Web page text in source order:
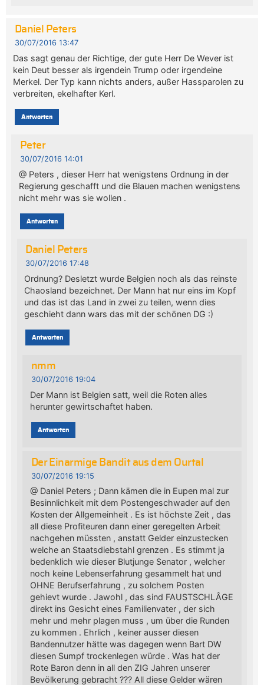
Daniel Peters
30/07/2016 13:47
Das sagt genau der Richtige, der gute Herr De Wever ist
kein Deut besser als irgendein Trump oder irgendeine
Merkel. Der Typ kann nichts anders, außer Hassparolen zu
verbreiten, ekelhafter Kerl.
Antworten
Peter
30/07/2016 14:01
@ Peters , dieser Herr hat wenigstens Ordnung in der
Regierung geschafft und die Blauen machen wenigstens
nicht mehr was sie wollen .
Antworten
Daniel Peters
30/07/2016 17:48
Ordnung? Desletzt wurde Belgien noch als das reinste
Chaosland bezeichnet. Der Mann hat nur eins im Kopf
und das ist das Land in zwei zu teilen, wenn dies
geschieht dann wars das mit der schönen DG :)
Antworten
nmm
30/07/2016 19:04
Der Mann ist Belgien satt, weil die Roten alles
herunter gewirtschaftet haben.
Antworten
Der Einarmige Bandit aus dem Ourtal
30/07/2016 19:15
@ Daniel Peters ; Dann kämen die in Eupen mal zur
Besinnlichkeit mit dem Postengeschwader auf den
Kosten der Allgemeinheit . Es ist höchste Zeit , das
all diese Profiteuren dann einer geregelten Arbeit
nachgehen müssten , anstatt Gelder einzustecken
welche an Staatsdiebstahl grenzen . Es stimmt ja
bedenklich wie dieser Blutjunge Senator , welcher
noch keine Lebenserfahrung gesammelt hat und
OHNE Berufserfahrung , zu solchem Posten
gehievt wurde . Jawohl , das sind FAUSTSCHLÂGE
direkt ins Gesicht eines Familienvater , der sich
mehr und mehr plagen muss , um über die Runden
zu kommen . Ehrlich , keiner ausser diesen
Bandennutzer hätte was dagegen wenn Bart DW
diesen Sumpf trockenlegen würde . Was hat der
Rote Baron denn in all den ZIG Jahren unserer
Bevölkerung gebracht ??? All diese Gelder wären